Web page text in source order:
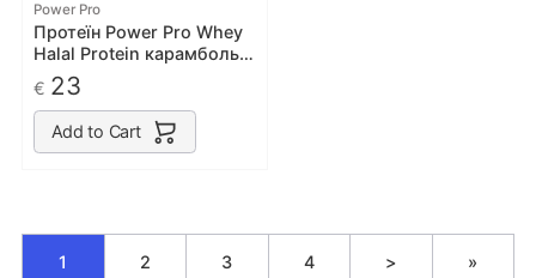
Power Pro
Протеїн Power Pro Whey
Halal Protein карамболь-
фісташка 1 кг
€ 23
Add to Cart
1 2 3 4 > »